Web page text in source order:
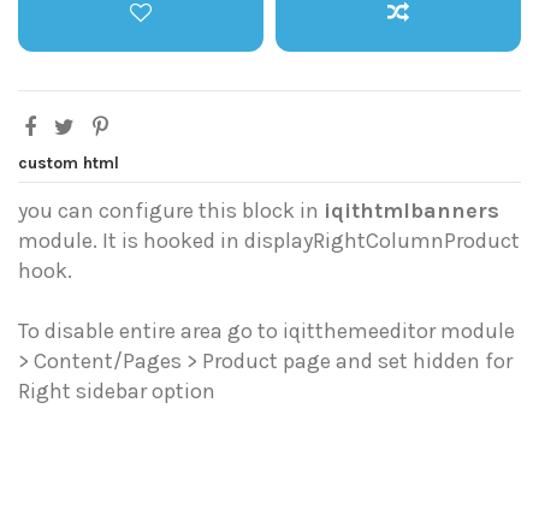
custom html
you can configure this block in iqithtmlbanners
module. It is hooked in displayRightColumnProduct
hook.
To disable entire area go to iqitthemeeditor module
> Content/Pages > Product page and set hidden for
Right sidebar option